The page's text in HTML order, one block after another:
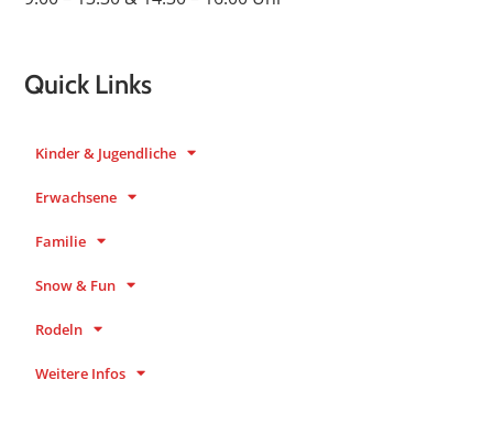
Quick Links
Kinder & Jugendliche
Erwachsene
Familie
Snow & Fun
Rodeln
Weitere Infos